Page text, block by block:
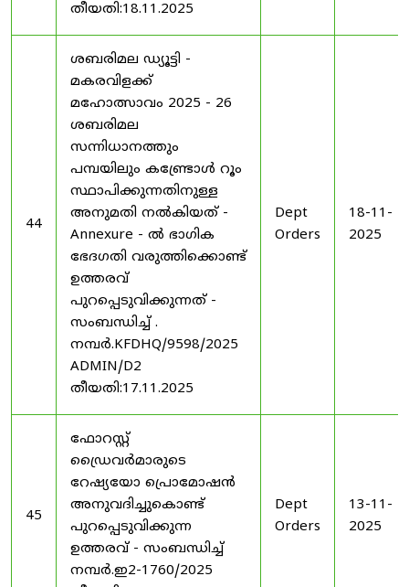
തീയതി:18.11.2025
44
ശബരിമല ഡ്യൂട്ടി -
മകരവിളക്ക്
മഹോത്സാവം 2025 - 26
ശബരിമല
സന്നിധാനത്തും
പമ്പയിലും കണ്ട്രോൾ റൂം
സ്ഥാപിക്കുന്നതിനുള്ള
അനുമതി നൽകിയത് -
Annexure - ൽ ഭാഗിക
ഭേദഗതി വരുത്തിക്കൊണ്ട്
ഉത്തരവ്
പുറപ്പെടുവിക്കുന്നത് -
സംബന്ധിച്ച് .
നമ്പർ.KFDHQ/9598/2025
ADMIN/D2
തീയതി:17.11.2025
Dept
Orders
18-11-
2025
45
ഫോറസ്റ്റ്
ഡ്രൈവർമാരുടെ
റേഷ്യയോ പ്രൊമോഷൻ
അനുവദിച്ചുകൊണ്ട്
പുറപ്പെടുവിക്കുന്ന
ഉത്തരവ് - സംബന്ധിച്ച്
നമ്പർ.ഇ2-1760/2025
Dept
Orders
13-11-
2025